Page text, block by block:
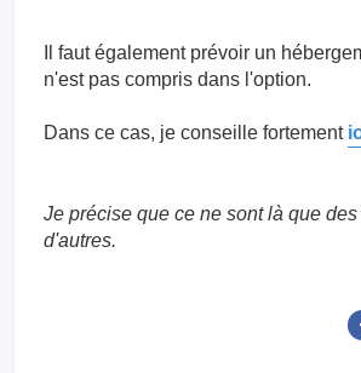
Il faut également prévoir un
n'est pas compris dans l'option.
Dans ce cas, je conseille fortement
Je précise que ce ne sont là que
d'autres.